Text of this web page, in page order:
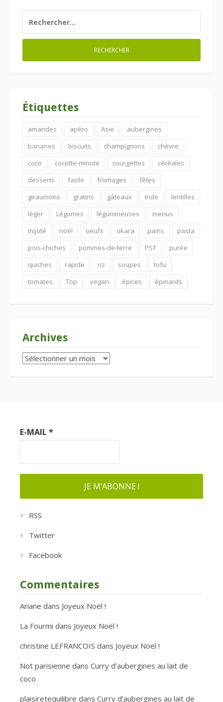
Étiquettes
amandes apéro Asie
aubergines
bananes
biscuits champignons
chèvre
coco
cocotte-minute courgettes
céréales
desserts
facile fromages
fêtes
giraumons
gratins gâteaux Inde
lentilles
léger
Légumes légumineuses
menus
mijoté
noël oeufs okara pains
pasta
pois-chiches
pommes-de-terre PST
purée
quiches
rapide riz soupes
tofu
tomates
Top vegan épices épinards
Archives
Archives
E-MAIL *
RSS
Twitter
Facebook
Commentaires
Ariane dans Joyeux Noël !
La Fourmi dans Joyeux Noël !
christine LEFRANCOIS dans Joyeux Noël !
Not parisienne dans Curry d’aubergines au lait de
coco
plaisiretequilibre dans Curry d’aubergines au lait de